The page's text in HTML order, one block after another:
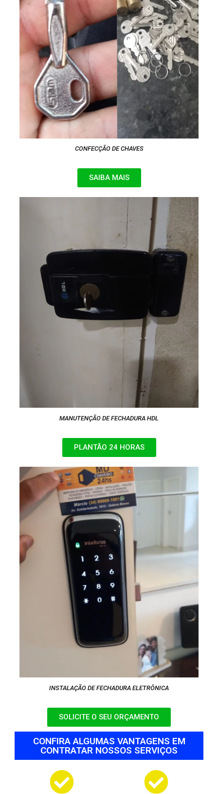
CONFECÇÃO DE CHAVES
SAIBA MAIS
MANUTENÇÃO DE FECHADURA HDL
PLANTÃO 24 HORAS
INSTALAÇÃO DE FECHADURA ELETRÔNICA
SOLICITE O SEU ORÇAMENTO
CONFIRA ALGUMAS VANTAGENS EM
CONTRATAR NOSSOS SERVIÇOS